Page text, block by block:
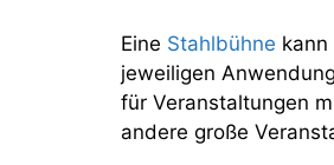
Eine Stahlbühne
jeweiligen
für Veranstaltungen
andere große